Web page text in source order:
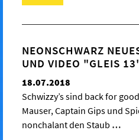
NEONSCHWARZ
UND VIDEO "GLEIS
18.07.2018
Schwizzy’s sind back for
Mauser, Captain Gips und
nonchalant den Staub …